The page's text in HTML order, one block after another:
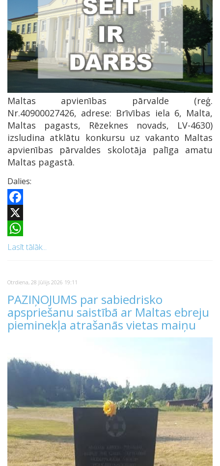
Maltas apvienības pārvalde (reģ.
Nr.40900027426, adrese: Brīvības iela 6, Malta,
Maltas pagasts, Rēzeknes novads, LV-4630)
izsludina atklātu konkursu uz vakanto Maltas
apvienības pārvaldes skolotāja palīga amatu
Maltas pagastā.
Dalies:
Facebook
X
WhatsApp
Lasīt tālāk...
Otrdiena, 28 Jūlijs 2026 19:11
PAZIŅOJUMS par sabiedrisko
apspriešanu saistībā ar Maltas ebreju
pieminekļa atrašanās vietas maiņu